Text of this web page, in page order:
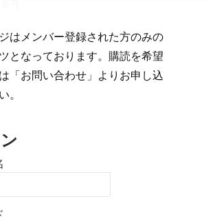
はメンバー登録された方のみの
となっております。購読を希望
「お問い合わせ」よりお申し込
。